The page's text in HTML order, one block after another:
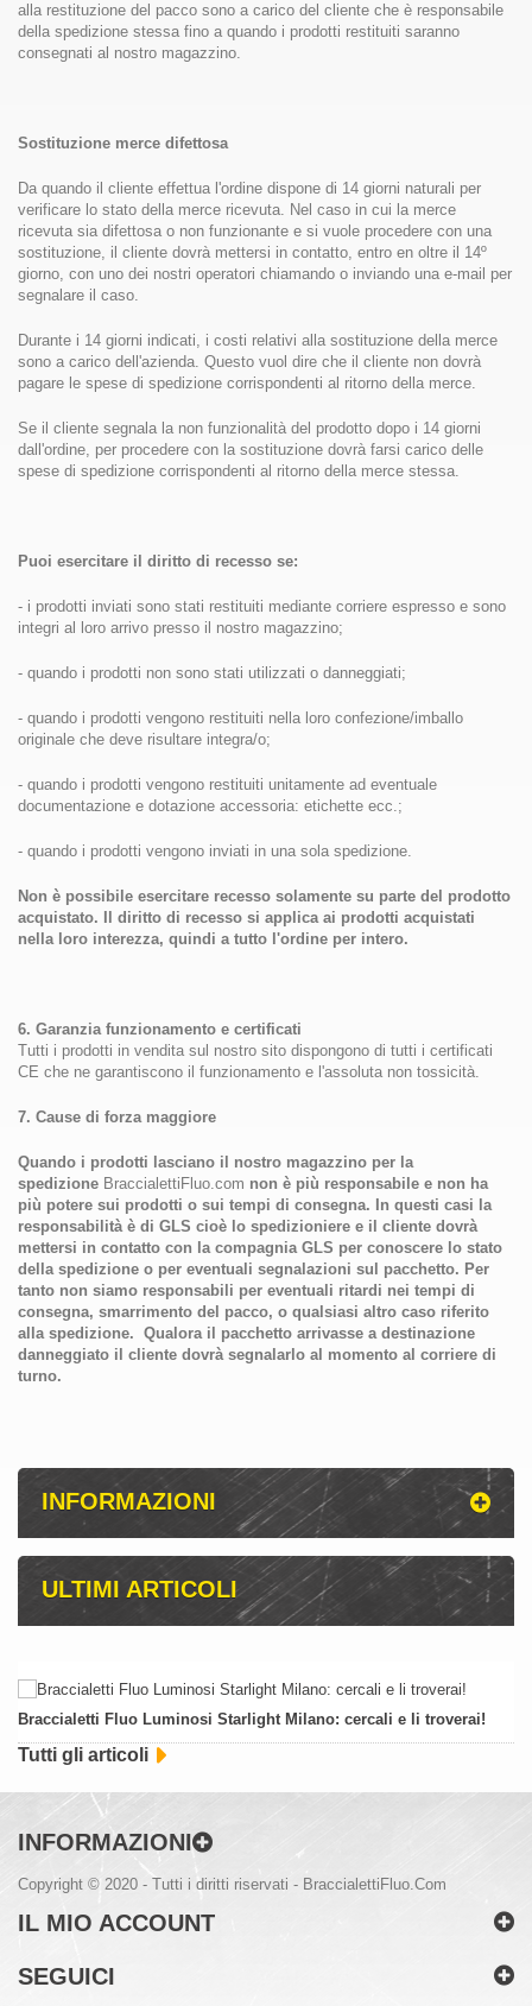
alla restituzione del pacco sono a carico del cliente che è responsabile
della spedizione stessa fino a quando i prodotti restituiti saranno
consegnati al nostro magazzino.
Sostituzione merce difettosa
Da quando il cliente effettua l'ordine dispone di 14 giorni naturali per
verificare lo stato della merce ricevuta. Nel caso in cui la merce
ricevuta sia difettosa o non funzionante e si vuole procedere con una
sostituzione, il cliente dovrà mettersi in contatto, entro en oltre il 14º
giorno, con uno dei nostri operatori chiamando o inviando una e-mail per
segnalare il caso.
Durante i 14 giorni indicati, i costi relativi alla sostituzione della merce
sono a carico dell'azienda. Questo vuol dire che il cliente non dovrà
pagare le spese di spedizione corrispondenti al ritorno della merce.
Se il cliente segnala la non funzionalità del prodotto dopo i 14 giorni
dall'ordine, per procedere con la sostituzione dovrà farsi carico delle
spese di spedizione corrispondenti al ritorno della merce stessa.
Puoi esercitare il diritto di recesso se:
- i prodotti inviati sono stati restituiti mediante corriere espresso e sono
integri al loro arrivo presso il nostro magazzino;
- quando i prodotti non sono stati utilizzati o danneggiati;
- quando i prodotti vengono restituiti nella loro confezione/imballo
originale che deve risultare integra/o;
- quando i prodotti vengono restituiti unitamente ad eventuale
documentazione e dotazione accessoria: etichette ecc.;
- quando i prodotti vengono inviati in una sola spedizione.
Non è possibile esercitare recesso solamente su parte del prodotto
acquistato. Il diritto di recesso si applica ai prodotti acquistati
nella loro interezza, quindi a tutto l'ordine per intero.
6. Garanzia funzionamento e certificati
Tutti i prodotti in vendita sul nostro sito dispongono di tutti i certificati
CE che ne garantiscono il funzionamento e l'assoluta non tossicità.
7. Cause di forza maggiore
Quando i prodotti lasciano il nostro magazzino per la
spedizione BraccialettiFluo.com non è più responsabile e non ha
più potere sui prodotti o sui tempi di consegna. In questi casi la
responsabilità è di GLS cioè lo spedizioniere e il cliente dovrà
mettersi in contatto con la compagnia GLS per conoscere lo stato
della spedizione o per eventuali segnalazioni sul pacchetto. Per
tanto non siamo responsabili per eventuali ritardi nei tempi di
consegna, smarrimento del pacco, o qualsiasi altro caso riferito
alla spedizione. Qualora il pacchetto arrivasse a destinazione
danneggiato il cliente dovrà segnalarlo al momento al corriere di
turno.
INFORMAZIONI
ULTIMI ARTICOLI
Braccialetti Fluo Luminosi Starlight Milano: cercali e li troverai!
Tutti gli articoli
INFORMAZIONI
Copyright © 2020 - Tutti i diritti riservati - BraccialettiFluo.Com
IL MIO ACCOUNT
SEGUICI